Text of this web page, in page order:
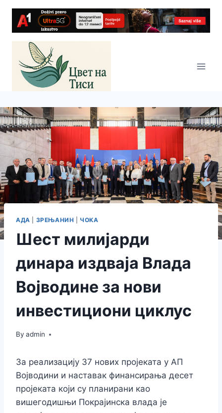
Skip
content
АДА ЗРЕЊАНИН ЧОКА
Шест милијарди
динара издваја Влада
Војводине за нови
инвестициони циклус
By admin
За реализацију 37 нових пројеката у АП
Војводини и наставак финансирања десет
пројеката који су планирани као
вишегодишњи Покрајинска влада је